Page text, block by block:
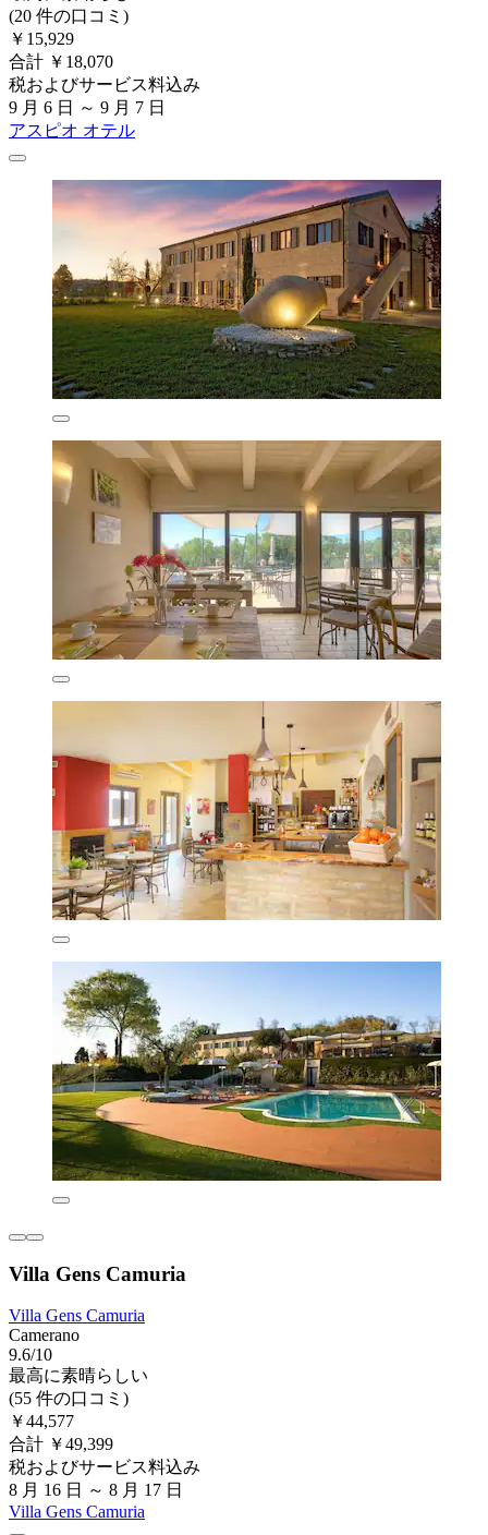
(20 件の口コミ)
￥15,929
合計 ￥18,070
税およびサービス料込み
9 月 6 日 ～ 9 月 7 日
アスピオ オテル
Villa Gens Camuria
Villa Gens Camuria
Camerano
9.6/10
最高に素晴らしい
(55 件の口コミ)
￥44,577
合計 ￥49,399
税およびサービス料込み
8 月 16 日 ～ 8 月 17 日
Villa Gens Camuria